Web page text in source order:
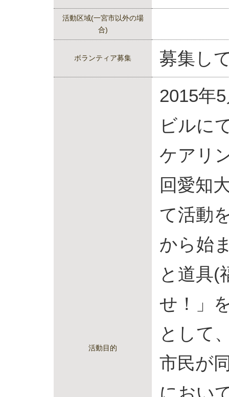
活動区域(一宮市以外の場
合)
ボランティア募集 募集し
活動目的
2015年
ビルに
ケアリ
回愛知
て活動
から始
と道具(
せ！」
として
市民が
におい